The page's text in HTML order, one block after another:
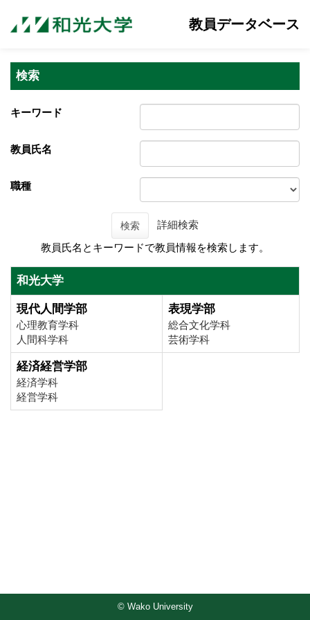
教員データベース
検索
キーワード
教員氏名
職種
検索
詳細検索
教員氏名とキーワードで教員情報を検索します。
和光大学
現代人間学部
心理教育学科
人間科学科
表現学部
総合文化学科
芸術学科
経済経営学部
経済学科
経営学科
© Wako University